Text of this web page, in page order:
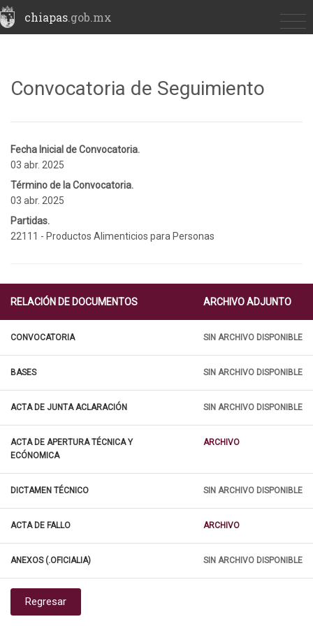
chiapas.gob.mx
Convocatoria de Seguimiento
Fecha Inicial de Convocatoria.
03 abr. 2025
Término de la Convocatoria.
03 abr. 2025
Partidas.
22111 - Productos Alimenticios para Personas
RELACIÓN DE DOCUMENTOS ARCHIVO ADJUNTO
CONVOCATORIA SIN ARCHIVO DISPONIBLE
BASES SIN ARCHIVO DISPONIBLE
ACTA DE JUNTA ACLARACIÓN SIN ARCHIVO DISPONIBLE
ACTA DE APERTURA TÉCNICA Y
ECÓNOMICA
ARCHIVO
DICTAMEN TÉCNICO SIN ARCHIVO DISPONIBLE
ACTA DE FALLO ARCHIVO
ANEXOS (.OFICIALIA) SIN ARCHIVO DISPONIBLE
Regresar